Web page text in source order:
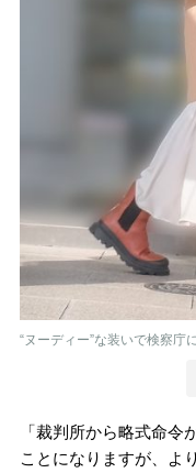
“ヌーディー”な装いで検察庁
「裁判所から略式命令
ことになりますが、よ